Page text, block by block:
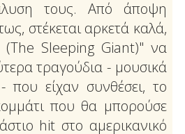
τους. Από άποψη
στέκεται αρκετά καλά,
Sleeping Giant)" να
τραγούδια - μουσικά
που είχαν συνθέσει, το
που θα μπορούσε
hit στο αμερικανικό